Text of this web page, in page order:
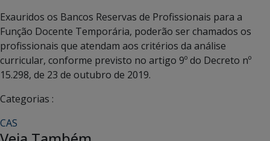
Exauridos os Bancos Reservas de Profissionais para a
Função Docente Temporária, poderão ser chamados os
profissionais que atendam aos critérios da análise
curricular, conforme previsto no artigo 9º do Decreto nº
15.298, de 23 de outubro de 2019.
Categorias :
CAS